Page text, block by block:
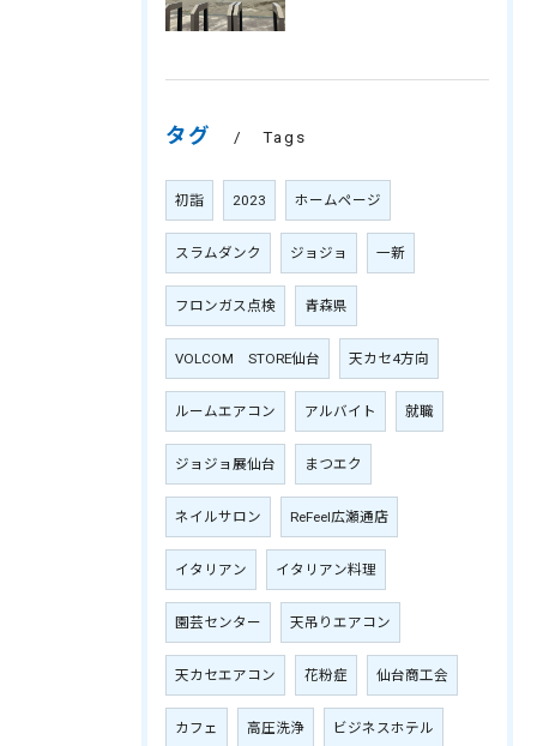
タグ Tags
初詣 2023 ホームページ
スラムダンク ジョジョ 一新
フロンガス点検 青森県
VOLCOM STORE仙台 天カセ4方向
ルームエアコン アルバイト 就職
ジョジョ展仙台 まつエク
ネイルサロン ReFeel広瀬通店
イタリアン イタリアン料理
園芸センター 天吊りエアコン
天カセエアコン 花粉症 仙台商工会
カフェ 高圧洗浄 ビジネスホテル